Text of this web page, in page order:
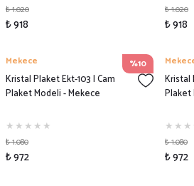
₺ 1.020
₺ 918
₺ 1.020
₺ 918
%10
Mekece
Kristal Plaket Ekt-103 | Cam
Plaket Modeli - Mekece
₺ 1.080
₺ 972
Kristal
Plaket
₺ 1.080
₺ 972